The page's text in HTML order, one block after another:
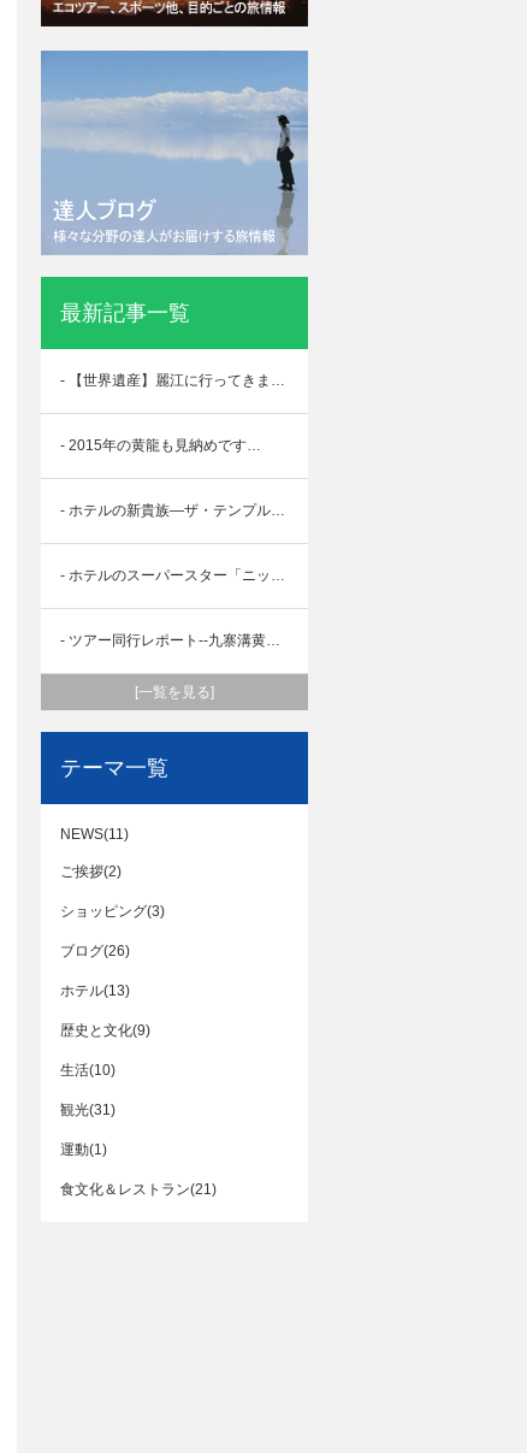
最新記事一覧
- 【世界遺産】麗江に行ってきました！
- 2015年の黄龍も見納めです…
- ホテルの新貴族―ザ・テンプル・ハウス登場（7月18日オーペン）
- ホテルのスーパースター「ニッコロー成都」誕生
- ツアー同行レポート--九寨溝黄龍を巡る
[一覧を見る]
テーマ一覧
NEWS(11)
ご挨拶(2)
ショッピング(3)
ブログ(26)
ホテル(13)
歴史と文化(9)
生活(10)
観光(31)
運動(1)
食文化＆レストラン(21)